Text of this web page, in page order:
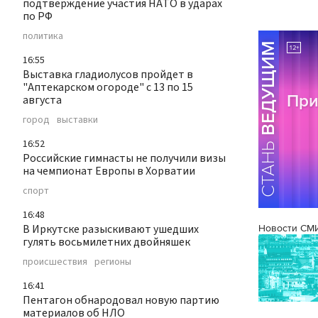
подтверждение участия НАТО в ударах
по РФ
политика
16:55
Выставка гладиолусов пройдет в
"Аптекарском огороде" с 13 по 15
августа
город выставки
16:52
Российские гимнасты не получили визы
на чемпионат Европы в Хорватии
спорт
16:48
В Иркутске разыскивают ушедших
гулять восьмилетних двойняшек
происшествия регионы
16:41
Пентагон обнародовал новую партию
материалов об НЛО
Новости